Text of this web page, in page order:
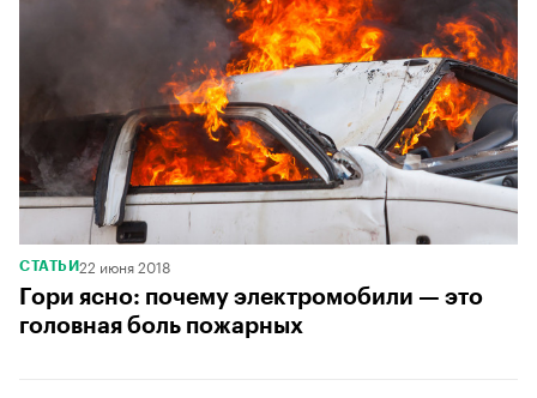
СТАТЬИ22 июня 2018
Гори ясно: почему электромобили — это
головная боль пожарных